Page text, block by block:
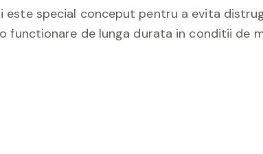
special conceput pentru a evita
de lunga durata in conditii de